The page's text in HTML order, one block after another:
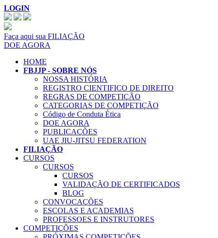
LOGIN
Faça aqui sua FILIAÇÃO
DOE AGORA
HOME
FBJJP - SOBRE NÓS
NOSSA HISTÓRIA
REGISTRO CIENTIFICO DE DIREITO
REGRAS DE COMPETIÇÃO
CATEGORIAS DE COMPETIÇÃO
Código de Conduta Ética
DOE AGORA
PUBLICAÇÕES
UAE JIU-JITSU FEDERATION
FILIAÇÃO
CURSOS
CURSOS
CURSOS
VALIDAÇÃO DE CERTIFICADOS
BLOG
CONVOCAÇÕES
ESCOLAS E ACADEMIAS
PROFESSOES E INSTRUTORES
COMPETIÇÕES